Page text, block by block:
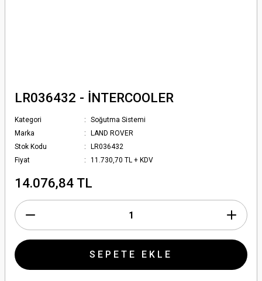
LR036432 - İNTERCOOLER
Kategori
Soğutma Sistemi
Marka
LAND ROVER
Stok Kodu
LR036432
Fiyat
11.730,70 TL + KDV
14.076,84 TL
SEPETE EKLE